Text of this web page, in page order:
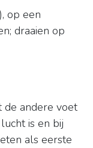
op een
draaien op
de andere voet
is en bij
als eerste